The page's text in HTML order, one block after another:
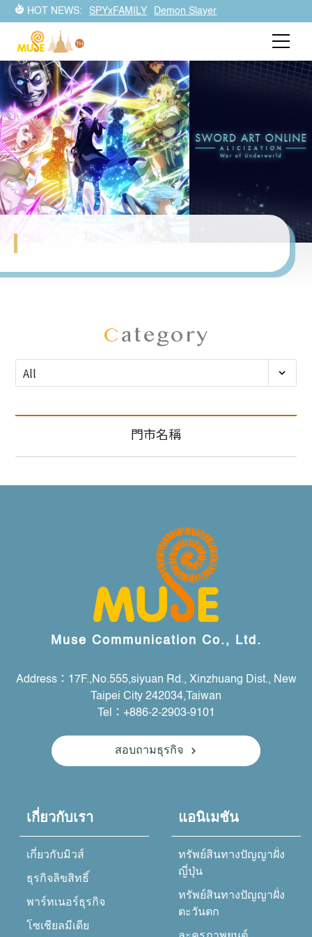
HOT NEWS: SPYxFAMILY Demon Slayer
Category
門市名稱
Muse Communication Co., Ltd.
Address：17F.,No.555,siyuan Rd., Xinzhuang Dist., New
Taipei City 242034,Taiwan
Tel：+886-2-2903-9101
สอบถามธุรกิจ
เกี่ยวกับเรา
เกี่ยวกับมิวส์
ธุรกิจลิขสิทธิ์
พาร์ทเนอร์ธุรกิจ
โซเชียลมีเดีย
แอนิเมชัน
ทรัพย์สินทางปัญญาฝั่ง
ญี่ปุ่น
ทรัพย์สินทางปัญญาฝั่ง
ตะวันตก